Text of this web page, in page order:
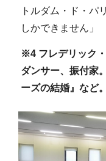
トルダム・ド・パ
しかできません」
※4 フレデリック
ダンサー、振付家
ーズの結婚』など。